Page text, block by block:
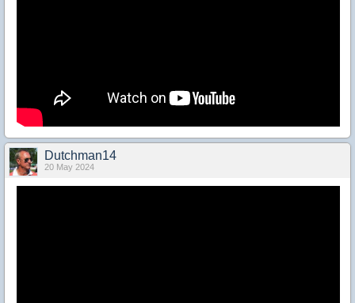
Dutchman14
20 May 2024